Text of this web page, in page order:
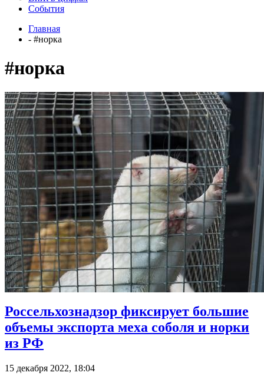
События
Главная
- #норка
#норка
Россельхознадзор фиксирует большие
объемы экспорта меха соболя и норки
из РФ
15 декабря 2022, 18:04